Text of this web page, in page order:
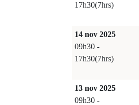
17h30(7hrs)
14 nov 2025
09h30 -
17h30(7hrs)
13 nov 2025
09h30 -